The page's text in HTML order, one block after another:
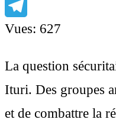
Facebook
Telegram
Vues: 627
La question
Ituri. Des groupes
et de combattre la